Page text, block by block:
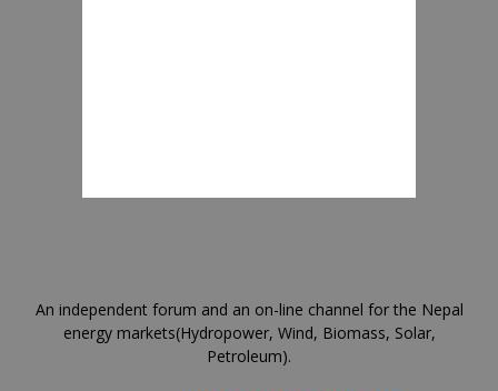
An independent forum and an on-line channel for the Nepal
energy markets(Hydropower, Wind, Biomass, Solar,
Petroleum).